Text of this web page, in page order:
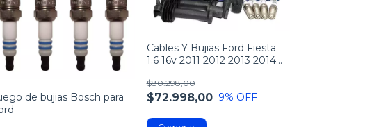
de bujias Bosch para
Cables Y Bujias Ford Fiesta
1.6 16v 2011 2012 2013 2014
$72.998,00
$80.298,00
9% OFF